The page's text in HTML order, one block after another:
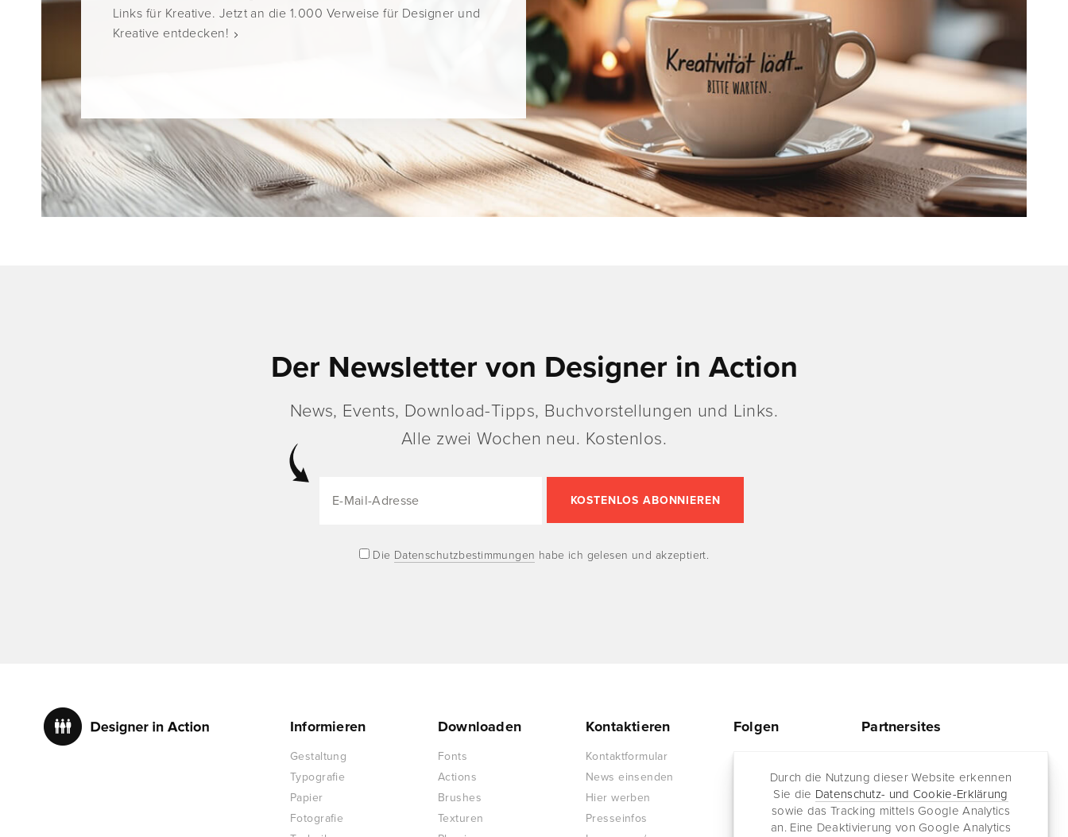
Durch die Nutzung dieser Website erkennen
Sie die Datenschutz- und Cookie-Erklärung
sowie das Tracking mittels Google Analytics
an. Eine Deaktivierung von Google Analytics
Links für Kreative. Jetzt an die 1.000 Verweise für Designer und
Kreative entdecken!
Der Newsletter von Designer in Action
News, Events, Download-Tipps, Buchvorstellungen und Links.
Alle zwei Wochen neu. Kostenlos.
Die Datenschutzbestimmungen habe ich gelesen und akzeptiert.
Informieren
Gestaltung
Typografie
Papier
Fotografie
Downloaden
Fonts
Actions
Brushes
Texturen
Kontaktieren
Kontaktformular
News einsenden
Hier werben
Presseinfos
Folgen
Facebook
RSS-Feed
Newsletter
Partnersites
Jazz for me